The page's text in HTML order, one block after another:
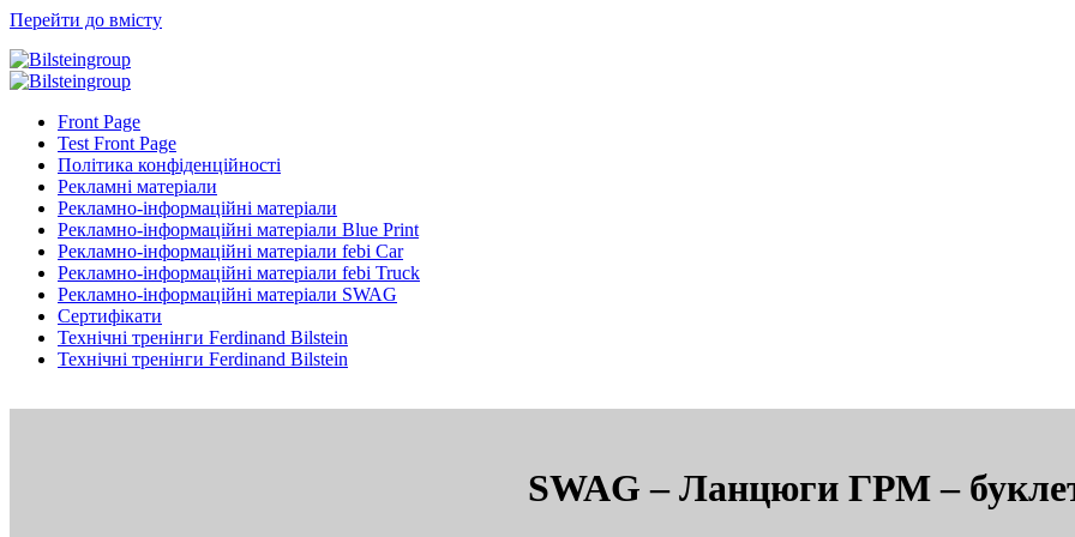
Перейти до вмісту
Front Page
Test Front Page
Політика конфіденційності
Рекламні матеріали
Рекламно-інформаційні матеріали
Рекламно-інформаційні матеріали Blue Print
Рекламно-інформаційні матеріали febi Car
Рекламно-інформаційні матеріали febi Truck
Рекламно-інформаційні матеріали SWAG
Сертифікати
Технічні тренінги Ferdinand Bilstein
Технічні тренінги Ferdinand Bilstein
SWAG – Ланцюги ГРМ –